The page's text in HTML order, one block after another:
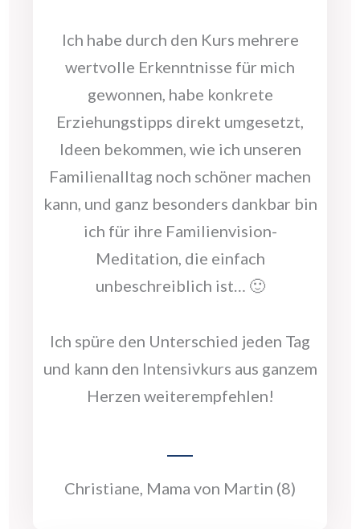
Ich habe durch den Kurs mehrere
wertvolle Erkenntnisse für mich
gewonnen, habe konkrete
Erziehungstipps direkt umgesetzt,
Ideen bekommen, wie ich unseren
Familienalltag noch schöner machen
kann, und ganz besonders dankbar bin
ich für ihre Familienvision-
Meditation, die einfach
unbeschreiblich ist… 🙂
Ich spüre den Unterschied jeden Tag
und kann den Intensivkurs aus ganzem
Herzen weiterempfehlen!
Christiane, Mama von Martin (8)